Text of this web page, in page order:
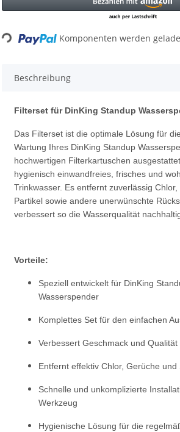
Komponenten werden
Beschreibung
Filterset für DinKing Standup
Das Filterset ist die optimale Lösung für
Wartung Ihres DinKing Standup
hochwertigen Filterkartuschen
hygienisch einwandfreies, frisches und
Trinkwasser. Es entfernt zuverlässig
Partikel sowie andere unerwünschte
verbessert so die Wasserqualität
Vorteile:
Speziell entwickelt für DinKing
Wasserspender
Komplettes Set für den einfachen
Verbessert Geschmack und
Entfernt effektiv Chlor, Gerüche und
Schnelle und unkomplizierte
Werkzeug
Hygienische Lösung für die